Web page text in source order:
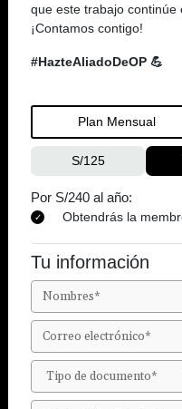
que este trabajo continúe
¡Contamos contigo!
#HazteAliadoDeOP 💪
Plan Mensual
S/125
Por S/240 al año:
Obtendrás la
Tu información